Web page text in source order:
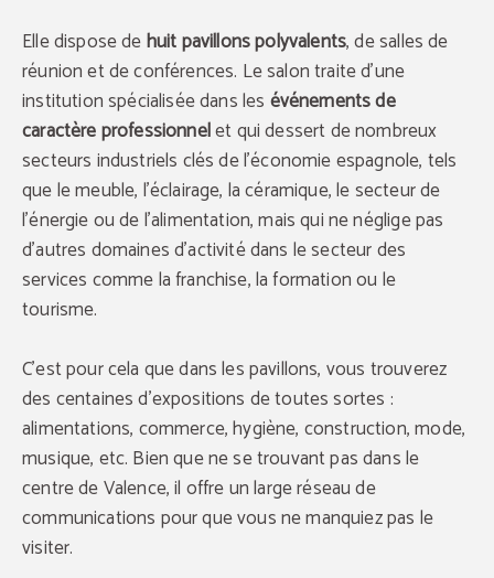
Elle dispose dehuit pavillons polyvalents, de salles de
réunion et de conférences. Le salon traite d’une
institution spécialisée dans les événements de
caractère professionnelet qui dessert de nombreux
secteurs industriels clés de l’économie espagnole, tels
que le meuble, l’éclairage, la céramique, le secteur de
l’énergie ou de l’alimentation, mais qui ne néglige pas
d’autres domaines d’activité dans le secteur des
services comme la franchise, la formation ou le
tourisme.
C’est pour cela que dans les pavillons, vous trouverez
des centaines d’expositions de toutes sortes :
alimentations, commerce, hygiène, construction, mode,
musique, etc. Bien que ne se trouvant pas dans le
centre de Valence, il offre un large réseau de
communications pour que vous ne manquiez pas le
visiter.